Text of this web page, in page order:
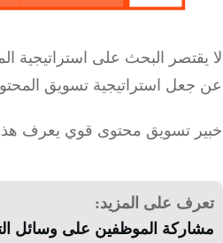
البحث على استراتيجية
استراتيجية تسويق المحتوى
تسويق محتوى قوي يعرف هذا
على المزيد:
الموظفين على وسائل التواصل